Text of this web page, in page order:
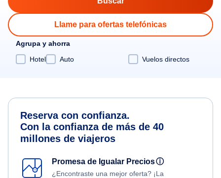
Llame para ofertas telefónicas
Agrupa y ahorra
Hotel
Auto Vuelos directos
Reserva con confianza.
Con la confianza de más de 40
millones de viajeros
Promesa de Igualar Preciosⓘ
¿Encontraste una mejor oferta? ¡La